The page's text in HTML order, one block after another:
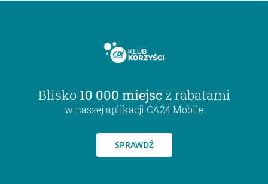
Blisko 10 000 miejsc z rabatami
w naszej aplikacji CA24 Mobile
SPRAWDŹ